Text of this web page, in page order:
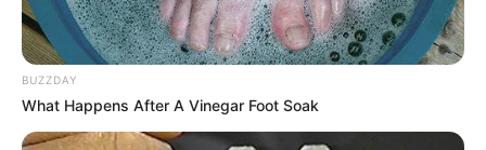
BUZZDAY
What Happens After A Vinegar Foot Soak